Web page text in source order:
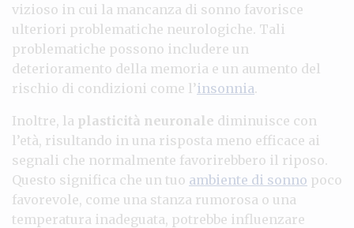
vizioso in cui la mancanza di sonno favorisce
ulteriori problematiche neurologiche. Tali
problematiche possono includere un
deterioramento della memoria e un aumento del
rischio di condizioni come l’insonnia.
Inoltre, la plasticità neuronale diminuisce con
l’età, risultando in una risposta meno efficace ai
segnali che normalmente favorirebbero il riposo.
Questo significa che un tuo ambiente di sonno poco
favorevole, come una stanza rumorosa o una
temperatura inadeguata, potrebbe influenzare